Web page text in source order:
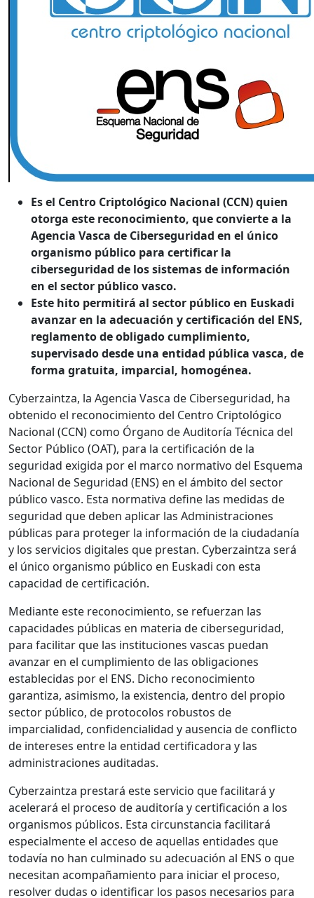
Es el Centro Criptológico Nacional (CCN) quien
otorga este reconocimiento, que convierte a la
Agencia Vasca de Ciberseguridad en el único
organismo público para certificar la
ciberseguridad de los sistemas de información
en el sector público vasco.
Este hito permitirá al sector público en Euskadi
avanzar en la adecuación y certificación del ENS,
reglamento de obligado cumplimiento,
supervisado desde una entidad pública vasca, de
forma gratuita, imparcial, homogénea.
Cyberzaintza, la Agencia Vasca de Ciberseguridad, ha
obtenido el reconocimiento del Centro Criptológico
Nacional (CCN) como Órgano de Auditoría Técnica del
Sector Público (OAT), para la certificación de la
seguridad exigida por el marco normativo del Esquema
Nacional de Seguridad (ENS) en el ámbito del sector
público vasco. Esta normativa define las medidas de
seguridad que deben aplicar las Administraciones
públicas para proteger la información de la ciudadanía
y los servicios digitales que prestan. Cyberzaintza será
el único organismo público en Euskadi con esta
capacidad de certificación.
Mediante este reconocimiento, se refuerzan las
capacidades públicas en materia de ciberseguridad,
para facilitar que las instituciones vascas puedan
avanzar en el cumplimiento de las obligaciones
establecidas por el ENS. Dicho reconocimiento
garantiza, asimismo, la existencia, dentro del propio
sector público, de protocolos robustos de
imparcialidad, confidencialidad y ausencia de conflicto
de intereses entre la entidad certificadora y las
administraciones auditadas.
Cyberzaintza prestará este servicio que facilitará y
acelerará el proceso de auditoría y certificación a los
organismos públicos. Esta circunstancia facilitará
especialmente el acceso de aquellas entidades que
todavía no han culminado su adecuación al ENS o que
necesitan acompañamiento para iniciar el proceso,
resolver dudas o identificar los pasos necesarios para